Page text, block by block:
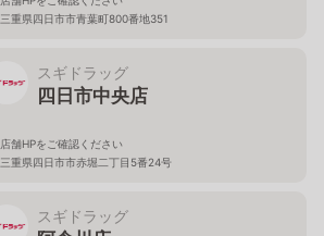
三重県四日市市青葉町800番地351
スギドラッグ
四日市中央店
店舗HPをご確認ください
三重県四日市市赤堀二丁目5番24号
スギドラッグ